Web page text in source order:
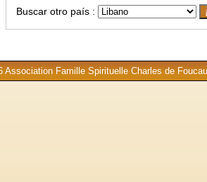
Buscar otro país :
Association Famille Spirituelle Charles de